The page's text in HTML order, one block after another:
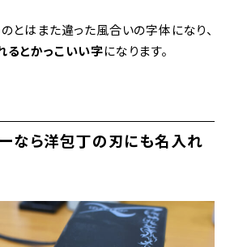
とはまた違った風合いの字体になり、
るとかっこいい字になります。
なら洋包丁の刃にも名入れ